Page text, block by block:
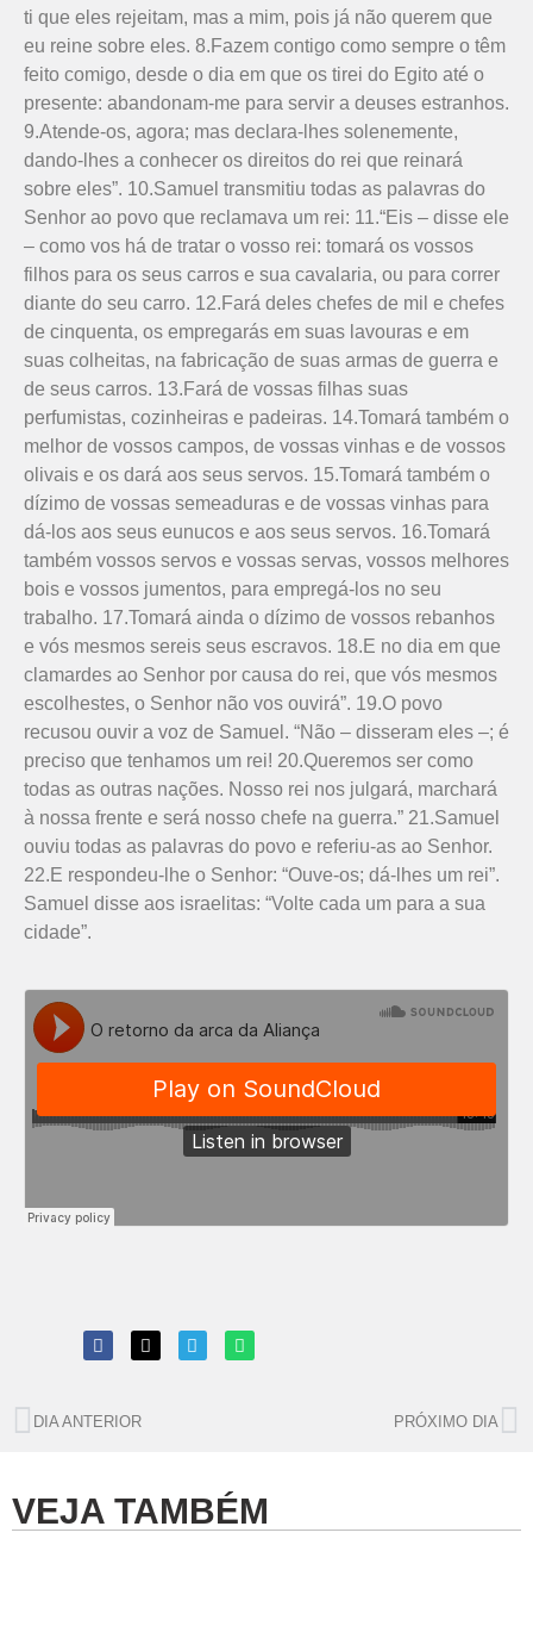
ti que eles rejeitam, mas a mim, pois já não querem que
eu reine sobre eles. 8.Fazem contigo como sempre o têm
feito comigo, desde o dia em que os tirei do Egito até o
presente: abandonam-me para servir a deuses estranhos.
9.Atende-os, agora; mas declara-lhes solenemente,
dando-lhes a conhecer os direitos do rei que reinará
sobre eles”. 10.Samuel transmitiu todas as palavras do
Senhor ao povo que reclamava um rei: 11.“Eis – disse ele
– como vos há de tratar o vosso rei: tomará os vossos
filhos para os seus carros e sua cavalaria, ou para correr
diante do seu carro. 12.Fará deles chefes de mil e chefes
de cinquenta, os empregarás em suas lavouras e em
suas colheitas, na fabricação de suas armas de guerra e
de seus carros. 13.Fará de vossas filhas suas
perfumistas, cozinheiras e padeiras. 14.Tomará também o
melhor de vossos campos, de vossas vinhas e de vossos
olivais e os dará aos seus servos. 15.Tomará também o
dízimo de vossas semeaduras e de vossas vinhas para
dá-los aos seus eunucos e aos seus servos. 16.Tomará
também vossos servos e vossas servas, vossos melhores
bois e vossos jumentos, para empregá-los no seu
trabalho. 17.Tomará ainda o dízimo de vossos rebanhos
e vós mesmos sereis seus escravos. 18.E no dia em que
clamardes ao Senhor por causa do rei, que vós mesmos
escolhestes, o Senhor não vos ouvirá”. 19.O povo
recusou ouvir a voz de Samuel. “Não – disseram eles –; é
preciso que tenhamos um rei! 20.Queremos ser como
todas as outras nações. Nosso rei nos julgará, marchará
à nossa frente e será nosso chefe na guerra.” 21.Samuel
ouviu todas as palavras do povo e referiu-as ao Senhor.
22.E respondeu-lhe o Senhor: “Ouve-os; dá-lhes um rei”.
Samuel disse aos israelitas: “Volte cada um para a sua
cidade”.
DIA ANTERIOR PRÓXIMO DIA
VEJA TAMBÉM